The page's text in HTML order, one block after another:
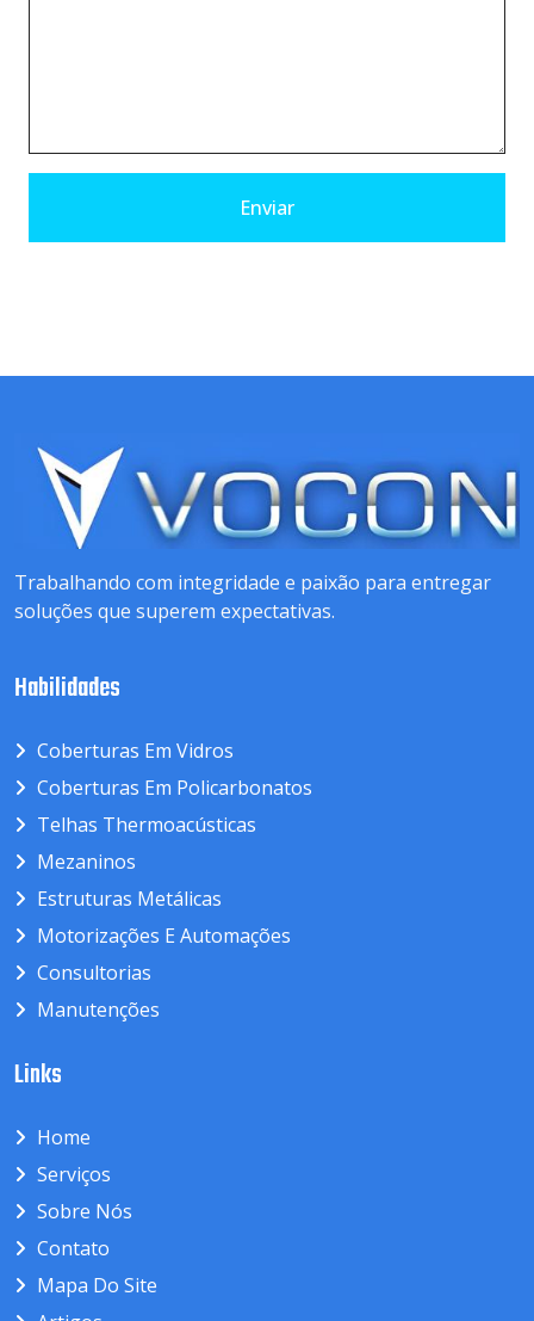
Enviar
Trabalhando com integridade e paixão para entregar
soluções que superem expectativas.
Habilidades
Coberturas Em Vidros
Coberturas Em Policarbonatos
Telhas Thermoacústicas
Mezaninos
Estruturas Metálicas
Motorizações E Automações
Consultorias
Manutenções
Links
Home
Serviços
Sobre Nós
Contato
Mapa Do Site